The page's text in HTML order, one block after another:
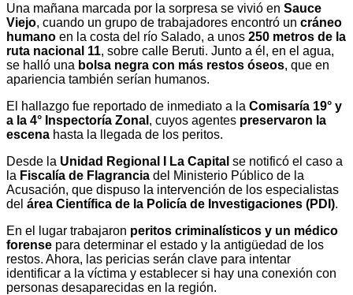
Una mañana marcada por la sorpresa se vivió en Sauce
Viejo, cuando un grupo de trabajadores encontró un cráneo
humano en la costa del río Salado, a unos 250 metros de la
ruta nacional 11, sobre calle Beruti. Junto a él, en el agua,
se halló una bolsa negra con más restos óseos, que en
apariencia también serían humanos.
El hallazgo fue reportado de inmediato a la Comisaría 19° y
a la 4° Inspectoría Zonal , cuyos agentes preservaron la
escena hasta la llegada de los peritos.
Desde la Unidad Regional I La Capital se notificó el caso a
la Fiscalía de Flagrancia del Ministerio Público de la
Acusación, que dispuso la intervención de los especialistas
del área Científica de la Policía de Investigaciones (PDI).
En el lugar trabajaron peritos criminalísticos y un médico
forense para determinar el estado y la antigüedad de los
restos. Ahora, las pericias serán clave para intentar
identificar a la víctima y establecer si hay una conexión con
personas desaparecidas en la región.